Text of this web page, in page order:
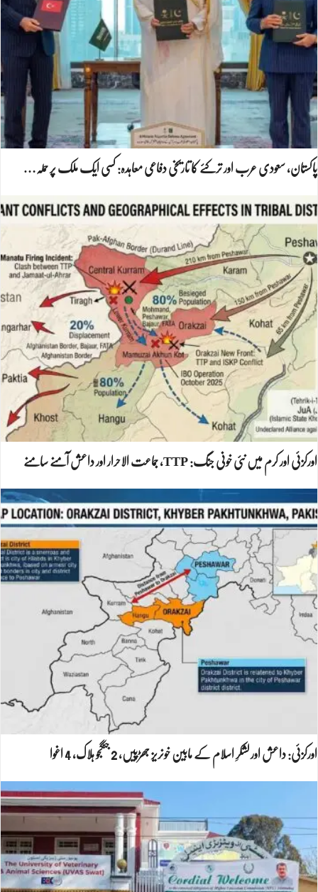
پاکستان، سعودی عرب اور ترکئے کا تاریخی دفاعی معاہدہ: کسی ایک ملک پر حملہ…
اورکزئی اور کرم میں نئی خونی جنگ: TTP، جماعت الاحرار اور داعش آمنے سامنے
اورکزئی: داعش اور لشکرِ اسلام کے مابین خونریز جھڑپیں، 2 جنگجو ہلاک، 4 اغوا